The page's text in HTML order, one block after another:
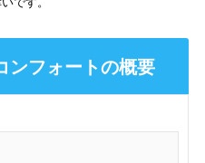
ンフォートの概要